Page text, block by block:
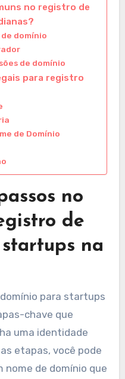
no registro de
domínio
de domínio
para registro
de Domínio
no
de
na
para startups
chave que
uma identidade
etapas, você pode
de domínio que